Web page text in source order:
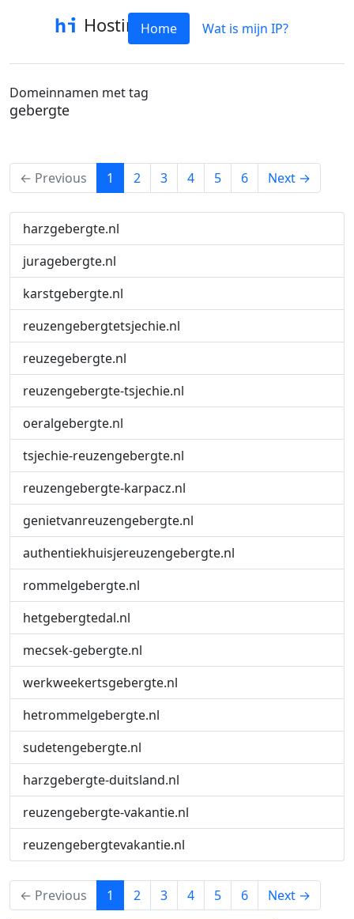
HostinfoHome Wat is mijn IP?
Domeinnamen met tag
gebergte
← Previous 1 (current)
2 3 4 5 6 Next →
harzgebergte.nl
juragebergte.nl
karstgebergte.nl
reuzengebergtetsjechie.nl
reuzegebergte.nl
reuzengebergte-tsjechie.nl
oeralgebergte.nl
tsjechie-reuzengebergte.nl
reuzengebergte-karpacz.nl
genietvanreuzengebergte.nl
authentiekhuisjereuzengebergte.nl
rommelgebergte.nl
hetgebergtedal.nl
mecsek-gebergte.nl
werkweekertsgebergte.nl
hetrommelgebergte.nl
sudetengebergte.nl
harzgebergte-duitsland.nl
reuzengebergte-vakantie.nl
reuzengebergtevakantie.nl
← Previous 1 (current)
2 3 4 5 6 Next →